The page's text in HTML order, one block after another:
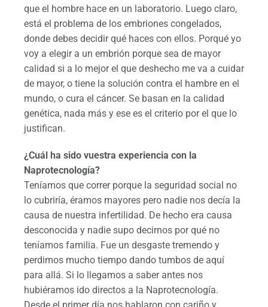
que el hombre hace en un laboratorio. Luego claro,
está el problema de los embriones congelados,
donde debes decidir qué haces con ellos. Porqué yo
voy a elegir a un embrión porque sea de mayor
calidad si a lo mejor el que deshecho me va a cuidar
de mayor, o tiene la solución contra el hambre en el
mundo, o cura el cáncer. Se basan en la calidad
genética, nada más y ese es el criterio por el que lo
justifican.
¿Cuál ha sido vuestra experiencia con la
Naprotecnología?
Teníamos que correr porque la seguridad social no
lo cubriría, éramos mayores pero nadie nos decía la
causa de nuestra infertilidad. De hecho era causa
desconocida y nadie supo decirnos por qué no
teníamos familia. Fue un desgaste tremendo y
perdimos mucho tiempo dando tumbos de aquí
para allá. Si lo llegamos a saber antes nos
hubiéramos ido directos a la Naprotecnología.